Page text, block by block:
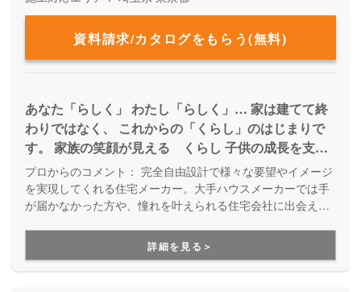
資料請求/カタログをもらう(無料)
あなた「らしく」 わたし「らしく」… 家は建てて終
わりではなく、 これからの「くらし」のはじまりで
す。 家族の笑顔が見える くらし 子供の成長を支え
る くらし ペットとのたのしい くらし… それぞれ
理想のくらしがあると思います。 その「くらす」こ
とについて、わたしたちは一緒に寄り添い考えていき
お手伝いしていきます。
プロからのコメント： 完全自由設計で様々な要望やイメージ
を実現してくれる住宅メーカー。大手ハウスメーカーでは手
が届かなかった方や、憧れを叶えられる住宅会社に出会えな
ォームにも対応しています。「こんな家が建てたい！」「こ
んな暮らしがしたい！」という思いに寄り添い、設計士さん
と二人三脚で楽しめる家づくりです。
詳細を見る＞